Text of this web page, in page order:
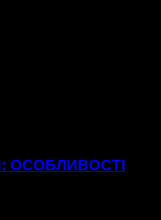
ОСОБЛИВОСТІ